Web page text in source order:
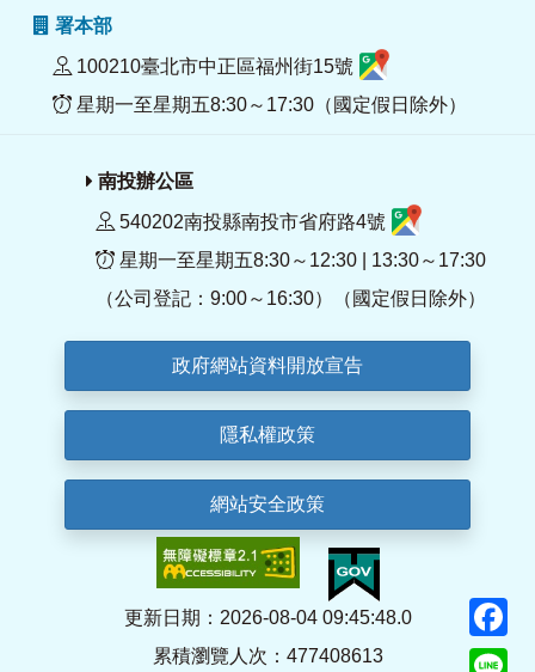
署本部
100210臺北市中正區福州街15號
星期一至星期五8:30～17:30（國定假日除外）
南投辦公區
540202南投縣南投市省府路4號
星期一至星期五8:30～12:30 | 13:30～17:30
（公司登記：9:00～16:30）（國定假日除外）
政府網站資料開放宣告
隱私權政策
網站安全政策
更新日期：2026-08-04 09:45:48.0
累積瀏覽人次：477408613